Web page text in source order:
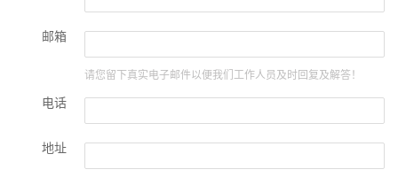
邮箱
请您留下真实电子邮件以便我们工作人员及时回复及解答！
电话
地址